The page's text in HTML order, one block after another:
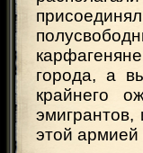
города, а
крайнего
эмигрантов,
этой армией